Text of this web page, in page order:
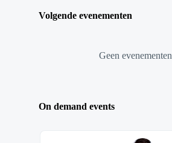
Volgende evenementen
Geen evenementen
On demand events